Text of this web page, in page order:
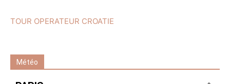
TOUR OPERATEUR CROATIE
Météo